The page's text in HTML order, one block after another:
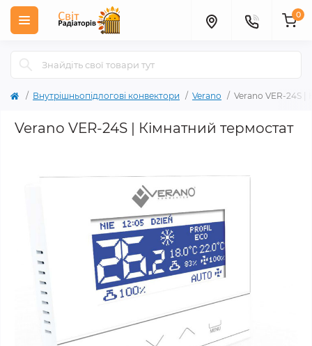
0
Внутрішньопідлогові конвектори Verano Verano VER-24S |
Verano VER-24S | Кімнатний термостат